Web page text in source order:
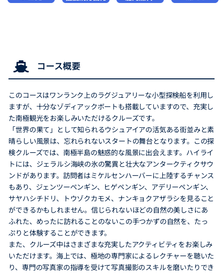
コース概要
このコースはワンランク上のラグジュアリーな小型探検船を利用し
ますが、十分なゾディアックボートも搭載していますので、充実し
た南極観光をお楽しみいただけるクルーズです。
「世界の果て」として知られるウシュアイアの活気ある街並みと素
晴らしい風景は、忘れられないスタートの舞台となります。この探
検クルーズでは、南極半島の魅惑的な風景に出会えます。ハイライ
トには、ジェラルシ海峡の氷の驚異と壮大なアンタークティクサウ
ンドがあります。訪問者はミケルセンハーバーに上陸するチャンス
もあり、ジェンツーペンギン、ヒゲペンギン、アデリーペンギン、
サヤハシチドリ、トウゾクカモメ、ナンキョクアザラシを見ること
ができるかもしれません。信じられないほどの自然の美しさにあ
ふれた、めったに訪れることのないこの手つかずの自然を、たっ
ぷりと体験することができます。
また、クルーズ中はさまざまな充実したアクティビティをお楽しみ
いただけます。海上では、極地の専門家によるレクチャーを聴いた
り、専門の写真家の指導を受けて写真撮影のスキルを磨いたりでき